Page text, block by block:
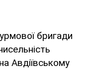
бригади
Авдіївському